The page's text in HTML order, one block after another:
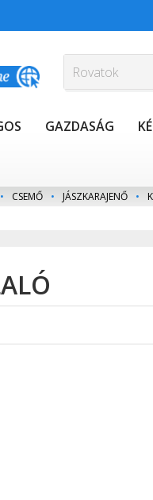
GAZDASÁG
• CSEMŐ • JÁSZKARAJENŐ •